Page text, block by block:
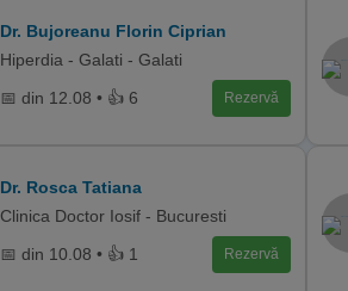
Dr. Bujoreanu Florin Ciprian
Hiperdia - Galati - Galati
📅 din 12.08 • 👍 6 Rezervă
Dr. Rosca Tatiana
Clinica Doctor Iosif - Bucuresti
📅 din 10.08 • 👍 1 Rezervă